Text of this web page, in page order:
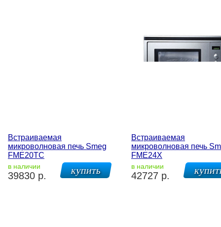
Встраиваемая
микроволновая печь Smeg
FME20TC
в наличии
39830 р.
Встраиваемая
микроволновая печь
FME24X
в наличии
42727 р.